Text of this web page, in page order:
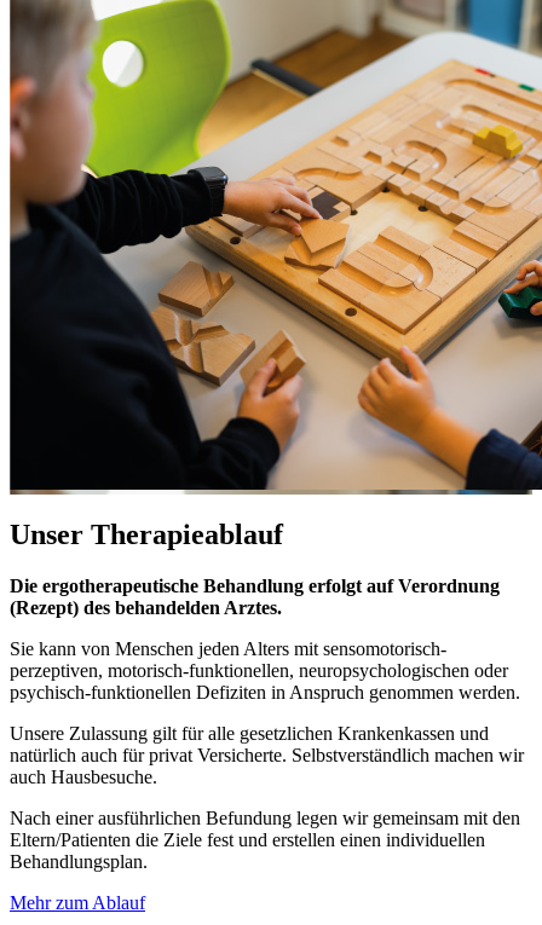
Unser Therapieablauf
Die ergotherapeutische Behandlung erfolgt auf Verordnung
(Rezept) des behandelden Arztes.
Sie kann von Menschen jeden Alters mit sensomotorisch-
perzeptiven, motorisch-funktionellen, neuropsychologischen oder
psychisch-funktionellen Defiziten in Anspruch genommen werden.
Unsere Zulassung gilt für alle gesetzlichen Krankenkassen und
natürlich auch für privat Versicherte. Selbstverständlich machen wir
auch Hausbesuche.
Nach einer ausführlichen Befundung legen wir gemeinsam mit den
Eltern/Patienten die Ziele fest und erstellen einen individuellen
Behandlungsplan.
Mehr zum Ablauf